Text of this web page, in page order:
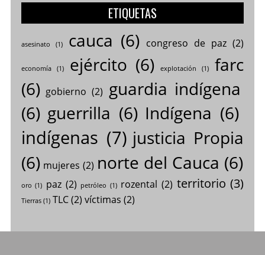
ETIQUETAS
asesinato (1) cauca (6) congreso de paz(2)
economía(1) ejército (6) explotación (1)
farc
(6) gobierno (2) guardia indígena
(6) guerrilla (6) Indígena (6)
indígenas (7) justicia Propia
(6) mujeres (2) norte del Cauca (6)
oro (1) paz (2) petróleo (1) rozental (2) territorio (3)
Tierras(1) TLC(2) víctimas (2)